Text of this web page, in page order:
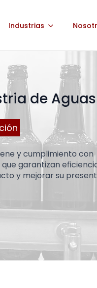
Industrias
de
y cumplimiento con
garantizan
y mejorar su